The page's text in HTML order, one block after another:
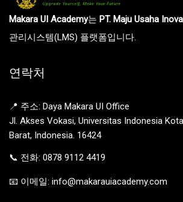
Makara UI Academy는 PT. Maju Usaha
관리시스템(LMS) 플랫폼입니다.
연락처
📍 주소: Daya Makara UI Office
Jl. Akses Vokasi, Universitas Indonesia
Barat, Indonesia. 16424
📞 전화: 0878 9112 4419
📧 이메일: info@makarauiacademy.com